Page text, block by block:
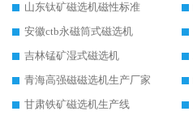
山东钛矿磁选机磁性标准
安徽ctb永磁筒式磁选机
吉林锰矿湿式磁选机
青海高强磁磁选机生产厂家
甘肃铁矿磁选机生产线